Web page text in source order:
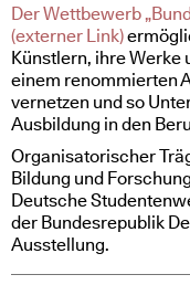
Der Wettbewerb
(externer Link)
Künstlern, ihre Werke
einem renommierten
vernetzen und so
Ausbildung in den
Organisatorischer
Bildung und
Deutsche
der Bundesrepublik
Ausstellung.